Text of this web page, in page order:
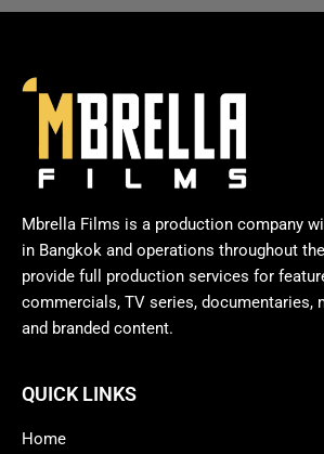
Mbrella Films is a production company
in Bangkok and operations throughout
provide full production services for
commercials, TV series, documentaries,
and branded content.
QUICK LINKS
Home